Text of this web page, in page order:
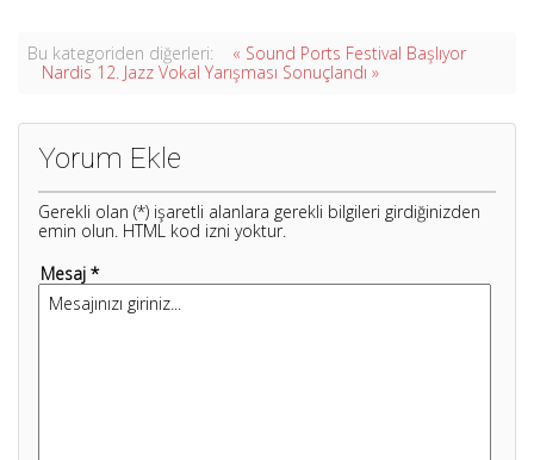
Bu kategoriden diğerleri:
« Sound Ports Festival Başlıyor
Nardis 12. Jazz Vokal Yarışması Sonuçlandı »
Yorum Ekle
Gerekli olan (*) işaretli alanlara gerekli bilgileri girdiğinizden
emin olun. HTML kod izni yoktur.
Mesaj *